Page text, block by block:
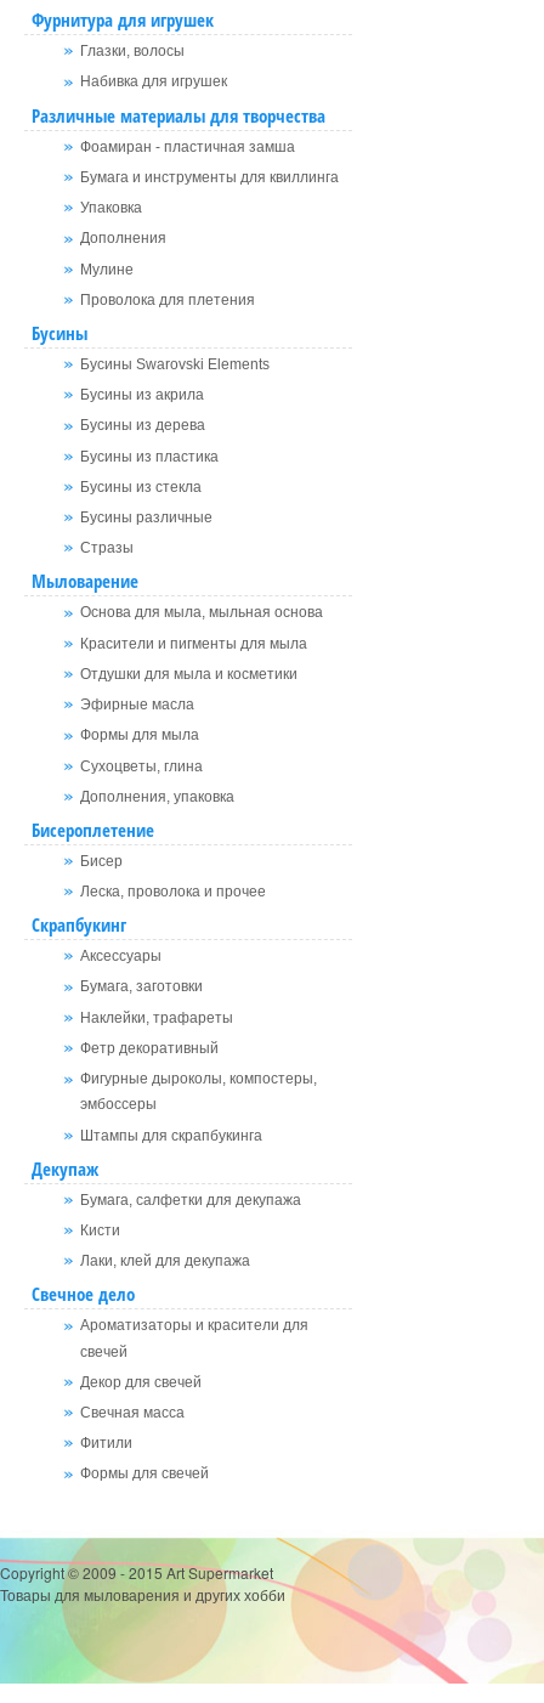
Фурнитура для игрушек
Глазки, волосы
Набивка для игрушек
Различные материалы для творчества
Фоамиран - пластичная замша
Бумага и инструменты для квиллинга
Упаковка
Дополнения
Мулине
Проволока для плетения
Бусины
Бусины Swarovski Elements
Бусины из акрила
Бусины из дерева
Бусины из пластика
Бусины из стекла
Бусины различные
Стразы
Мыловарение
Основа для мыла, мыльная основа
Красители и пигменты для мыла
Отдушки для мыла и косметики
Эфирные масла
Формы для мыла
Сухоцветы, глина
Дополнения, упаковка
Бисероплетение
Бисер
Леска, проволока и прочее
Скрапбукинг
Аксессуары
Бумага, заготовки
Наклейки, трафареты
Фетр декоративный
Фигурные дыроколы, компостеры,
эмбоссеры
Штампы для скрапбукинга
Декупаж
Бумага, салфетки для декупажа
Кисти
Лаки, клей для декупажа
Свечное дело
Ароматизаторы и красители для
свечей
Декор для свечей
Свечная масса
Фитили
Формы для свечей
Copyright © 2009 - 2015 Art Supermarket
Товары для мыловарения и других хобби